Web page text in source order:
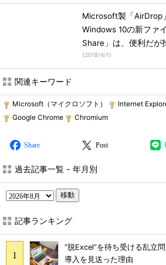
Microsoft製「AirDrop
Windows 10の新ファ
Share」は、便利だが
(2018/4/1)
関連キーワード
Microsoft（マイクロソフト） Internet
Google Chrome
Chromium
Share Post
過去記事一覧 - 年月別
移動
記事ランキング
“脱Excel”を待ち受ける乱立
導入を見送った理由